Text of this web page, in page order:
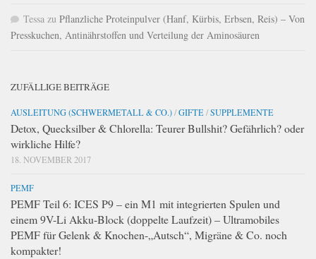
Tessa zu Pflanzliche Proteinpulver (Hanf, Kürbis, Erbsen, Reis) – Von
Presskuchen, Antinährstoffen und Verteilung der Aminosäuren
ZUFÄLLIGE BEITRÄGE
AUSLEITUNG (SCHWERMETALL & CO.)/GIFTE/SUPPLEMENTE
Detox, Quecksilber & Chlorella: Teurer Bullshit? Gefährlich? oder
wirkliche Hilfe?
18. NOVEMBER 2017
PEMF
PEMF Teil 6: ICES P9 – ein M1 mit integrierten Spulen und
einem 9V-Li Akku-Block (doppelte Laufzeit) – Ultramobiles
PEMF für Gelenk & Knochen-„Autsch“, Migräne & Co. noch
kompakter!